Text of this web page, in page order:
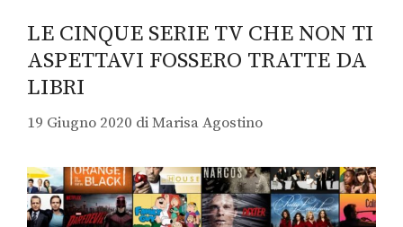
LE CINQUE SERIE TV CHE NON TI
ASPETTAVI FOSSERO TRATTE DA
LIBRI
19 Giugno 2020 diMarisa Agostino